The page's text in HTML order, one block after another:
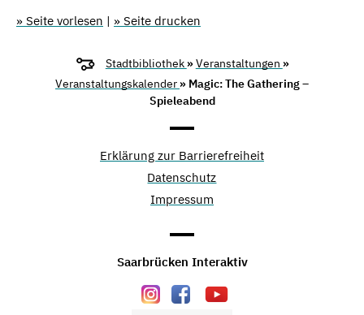
» Seite vorlesen | » Seite drucken
Stadtbibliothek »Veranstaltungen »
Veranstaltungskalender » Magic: The Gathering –
Spieleabend
Erklärung zur Barrierefreiheit
Datenschutz
Impressum
Saarbrücken Interaktiv